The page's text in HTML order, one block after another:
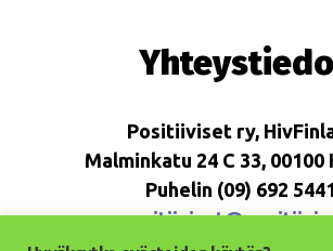
Positiiviset ry,
Malminkatu 24 C 33, 00100
Puhelin (09) 692 5441